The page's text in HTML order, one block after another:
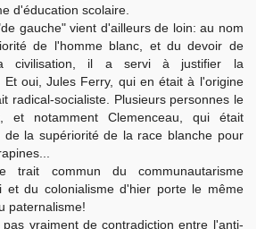
d'éducation scolaire.
gauche" vient d'ailleurs de loin: au nom
de l'homme blanc, et du devoir de
civilisation, il a servi à justifier la
Et oui, Jules Ferry, qui en était à l'origine
radical-socialiste. Plusieurs personnes le
et notamment Clemenceau, qui était
de la supériorité de la race blanche pour
trait commun du communautarisme
et du colonialisme d'hier porte le même
paternalisme!
vraiment de contradiction entre l'anti-